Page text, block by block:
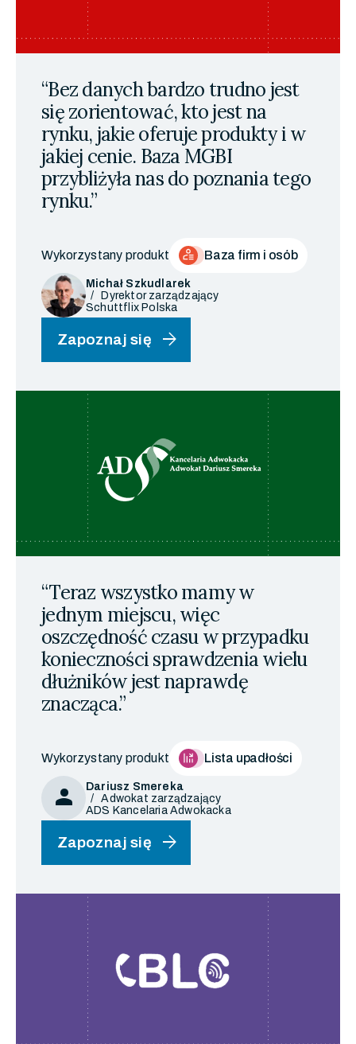
“Bez danych bardzo trudno jest
się zorientować, kto jest na
rynku, jakie oferuje produkty i w
jakiej cenie. Baza MGBI
przybliżyła nas do poznania tego
rynku.”
Wykorzystany produkt Baza firm i osób
Michał Szkudlarek
Dyrektor zarządzający
Schuttflix Polska
Zapoznaj się arrow_forward
“Teraz wszystko mamy w
jednym miejscu, więc
oszczędność czasu w przypadku
konieczności sprawdzenia wielu
dłużników jest naprawdę
znacząca.”
Wykorzystany produkt Lista upadłości
person
Dariusz Smereka
Adwokat zarządzający
ADS Kancelaria Adwokacka
Zapoznaj się arrow_forward